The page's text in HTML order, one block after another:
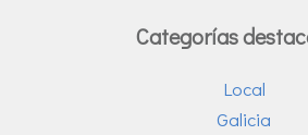
Categorías
Local
Galicia